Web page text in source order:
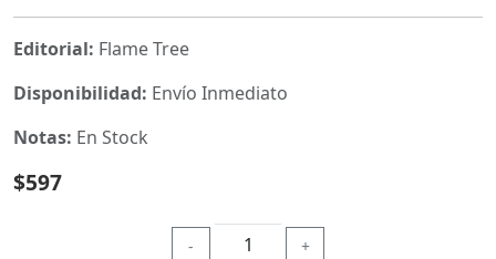
Editorial: Flame Tree
Disponibilidad: Envío Inmediato
Notas: En Stock
$597
- +